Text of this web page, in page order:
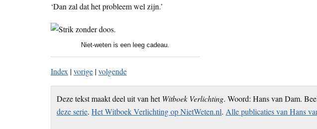
‘Dan zal dat het probleem wel zijn.’
Niet-weten is een leeg cadeau.
Index |vorige |volgende
Deze tekst maakt deel uit van hetWitboek Verlichting. Woord: Hans van Dam.
deze serie.Het Witboek Verlichting op NietWeten.nl. Alle publicaties van Hans